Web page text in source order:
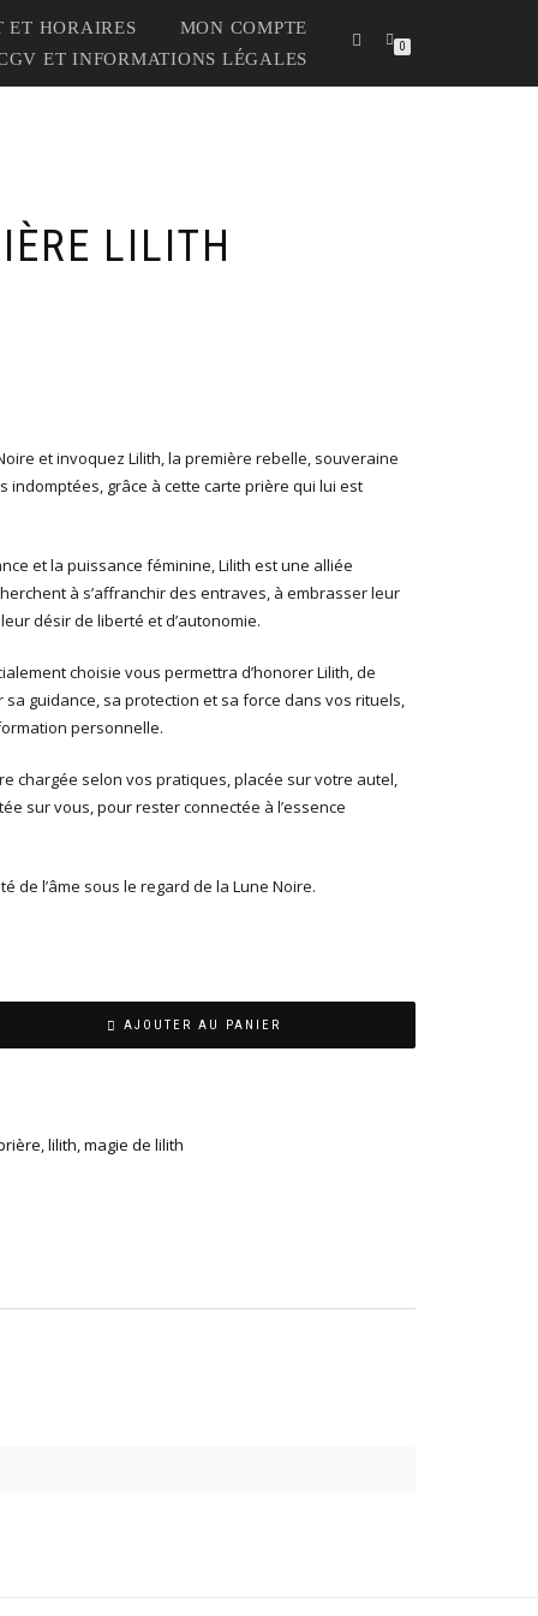
ET HORAIRES
MON COMPTE
ET INFORMATIONS LÉGALES
0
LILITH
et invoquez Lilith, la première rebelle, souveraine
indomptées, grâce à cette carte prière qui lui est
et la puissance féminine, Lilith est une alliée
à s’affranchir des entraves, à embrasser leur
désir de liberté et d’autonomie.
choisie vous permettra d’honorer Lilith, de
sa guidance, sa protection et sa force dans vos rituels,
personnelle.
chargée selon vos pratiques, placée sur votre autel,
sur vous, pour rester connectée à l’essence
de l’âme sous le regard de la Lune Noire.
AJOUTER AU PANIER
,lilith,magie de lilith